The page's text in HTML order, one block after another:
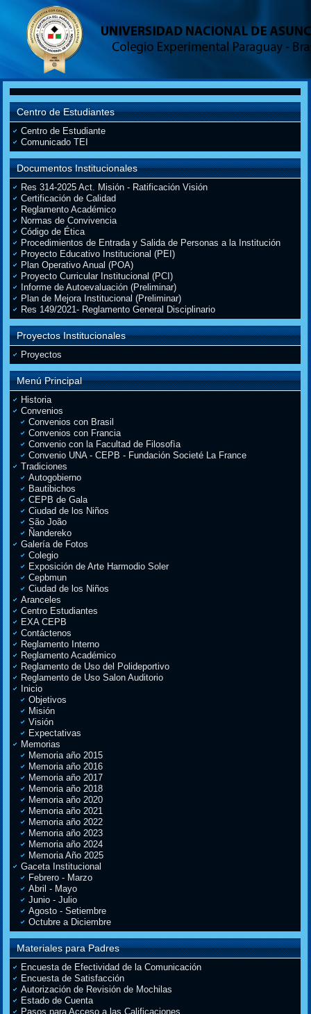
Centro de Estudiantes
Centro de Estudiante
Comunicado TEI
Documentos Institucionales
Res 314-2025 Act. Misión - Ratificación Visión
Certificación de Calidad
Reglamento Académico
Normas de Convivencia
Código de Ética
Procedimientos de Entrada y Salida de Personas a la Institución
Proyecto Educativo Institucional (PEI)
Plan Operativo Anual (POA)
Proyecto Curricular Institucional (PCI)
Informe de Autoevaluación (Preliminar)
Plan de Mejora Institucional (Preliminar)
Res 149/2021- Reglamento General Disciplinario
Proyectos Institucionales
Proyectos
Menú Principal
Historia
Convenios
Convenios con Brasil
Convenios con Francia
Convenio con la Facultad de Filosofìa
Convenio UNA - CEPB - Fundación Societé La France
Tradiciones
Autogobierno
Bautibichos
CEPB de Gala
Ciudad de los Niños
São João
Ñandereko
Galería de Fotos
Colegio
Exposición de Arte Harmodio Soler
Cepbmun
Ciudad de los Niños
Aranceles
Centro Estudiantes
EXA CEPB
Contáctenos
Reglamento Interno
Reglamento Académico
Reglamento de Uso del Polideportivo
Reglamento de Uso Salon Auditorio
Inicio
Objetivos
Misión
Visión
Expectativas
Memorias
Memoria año 2015
Memoria año 2016
Memoria año 2017
Memoria año 2018
Memoria año 2020
Memoria año 2021
Memoria año 2022
Memoria año 2023
Memoria año 2024
Memoria Año 2025
Gaceta Institucional
Febrero - Marzo
Abril - Mayo
Junio - Julio
Agosto - Setiembre
Octubre a Diciembre
Materiales para Padres
Encuesta de Efectividad de la Comunicación
Encuesta de Satisfacción
Autorización de Revisión de Mochilas
Estado de Cuenta
Pasos para Acceso a las Calificaciones